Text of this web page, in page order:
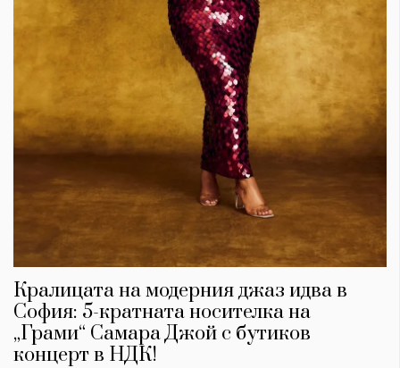
Кралицата на модерния джаз идва в
София: 5-кратната носителка на
„Грами“ Самара Джой с бутиков
концерт в НДК!